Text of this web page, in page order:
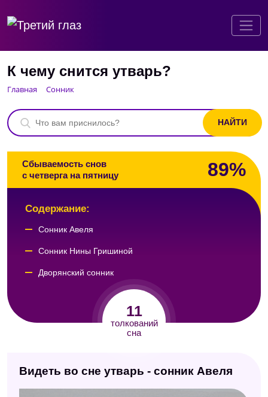
К чему снится утварь?
Главная Сонник
Сбываемость снов
с четверга на пятницу
89%
11
толкований
сна
Содержание:
Сонник Авеля
Сонник Нины Гришиной
Дворянский сонник
Сонник Кассандры
Эзотерический сонник
Видеть во сне утварь - сонник Авеля